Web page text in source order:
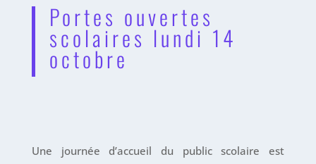
Portes ouvertes
scolaires lundi 14
octobre
Une journée d’accueil du public scolaire est